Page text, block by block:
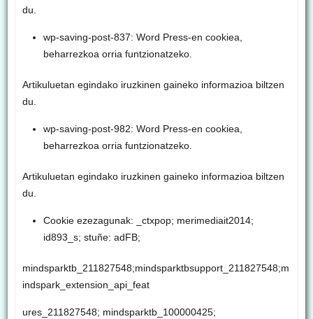
du.
wp-saving-post-837: Word Press-en cookiea,
beharrezkoa orria funtzionatzeko.
Artikuluetan egindako iruzkinen gaineko informazioa biltzen
du.
wp-saving-post-982: Word Press-en cookiea,
beharrezkoa orria funtzionatzeko.
Artikuluetan egindako iruzkinen gaineko informazioa biltzen
du.
Cookie ezezagunak: _ctxpop; merimediait2014;
id893_s; stuñe: adFB;
mindsparktb_211827548;mindsparktbsupport_211827548;m
indspark_extension_api_feat
ures_211827548; mindsparktb_100000425;